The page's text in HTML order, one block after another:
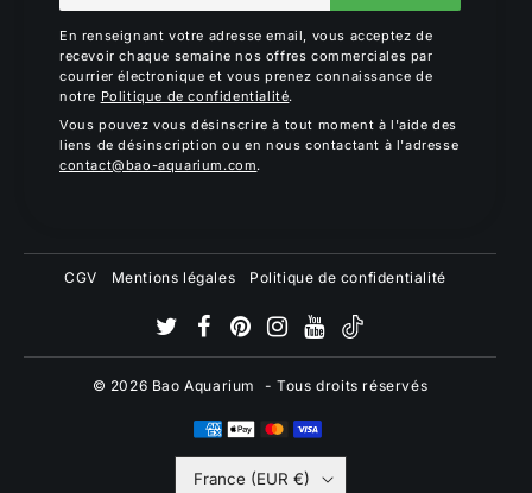
En renseignant votre adresse email, vous acceptez de
recevoir chaque semaine nos offres commerciales par
courrier électronique et vous prenez connaissance de
notre Politique de confidentialité.
Vous pouvez vous désinscrire à tout moment à l'aide des
liens de désinscription ou en nous contactant à l'adresse
contact@bao-aquarium.com.
CGV Mentions légales Politique de confidentialité
© 2026 Bao Aquarium - Tous droits réservés
France (EUR €)